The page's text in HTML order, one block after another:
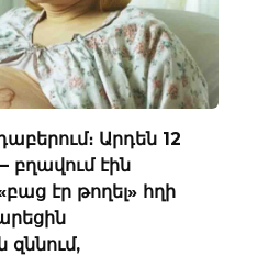
Արդեն 12
բղավում էին
էր թողել» հղի
զննում,